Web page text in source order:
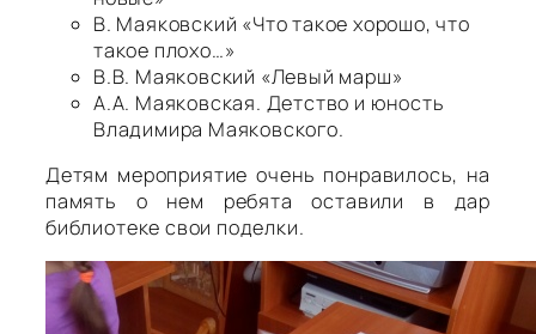
В. Маяковский «Что такое хорошо, что
такое плохо…»
В.В. Маяковский «Левый марш»
А.А. Маяковская. Детство и юность
Владимира Маяковского.
Детям мероприятие очень понравилось, на
память о нем ребята оставили в дар
библиотеке свои поделки.